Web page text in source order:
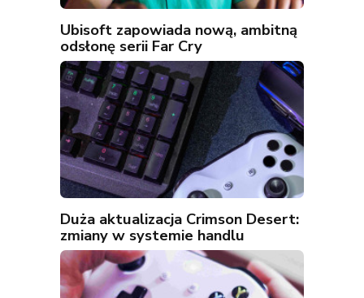
Ubisoft zapowiada nową, ambitną
odsłonę serii Far Cry
Duża aktualizacja Crimson Desert:
zmiany w systemie handlu